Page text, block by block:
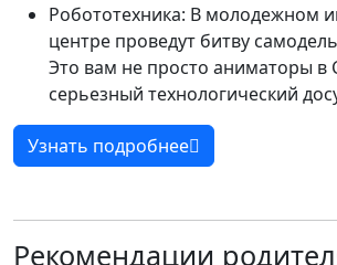
Робототехника: В молодежном
центре проведут битву
Это вам не просто аниматоры в
серьезный технологический
Узнать подробнее
Рекомендации